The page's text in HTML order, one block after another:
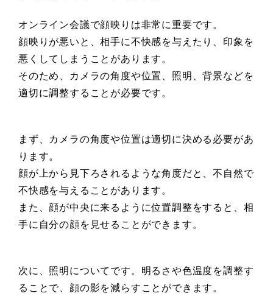
オンライン会議で顔映りは非常に重要です。
顔映りが悪いと、相手に不快感を与えたり、印象を
悪くしてしまうことがあります。
そのため、カメラの角度や位置、照明、背景などを
適切に調整することが必要です。
まず、カメラの角度や位置は適切に決める必要があ
ります。
顔が上から見下ろされるような角度だと、不自然で
不快感を与えることがあります。
また、顔が中央に来るように位置調整をすると、相
手に自分の顔を見せることができます。
次に、照明についてです。明るさや色温度を調整す
ることで、顔の影を減らすことができます。